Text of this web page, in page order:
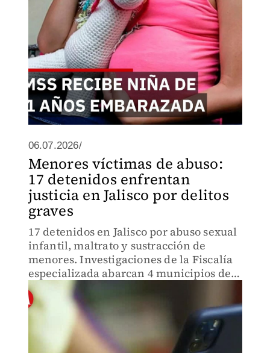
06.07.2026/
Menores víctimas de abuso:
17 detenidos enfrentan
justicia en Jalisco por delitos
graves
17 detenidos en Jalisco por abuso sexual
infantil, maltrato y sustracción de
menores. Investigaciones de la Fiscalía
especializada abarcan 4 municipios de
la zona metropolitana de Guadalajara.
Conoce los delitos que enfrentan.